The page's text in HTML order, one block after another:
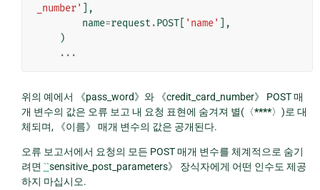
_number'
],
name=request .POST[ 'name'
],
)
...
위의 예에서 《pass_word》와 《credit_card_number》 POST 매
개 변수의 값은 오류 보고 내 요청 표현에 숨겨져 별(〈****〉)로 대
체되며, 《이름》 매개 변수의 값은 공개된다.
오류 보고서에서 요청의 모든 POST 매개 변수를 체계적으로 숨기
려면 ``sensitive_post_parameters》 장식자에게 어떤 인수도 제공
하지 마십시오.